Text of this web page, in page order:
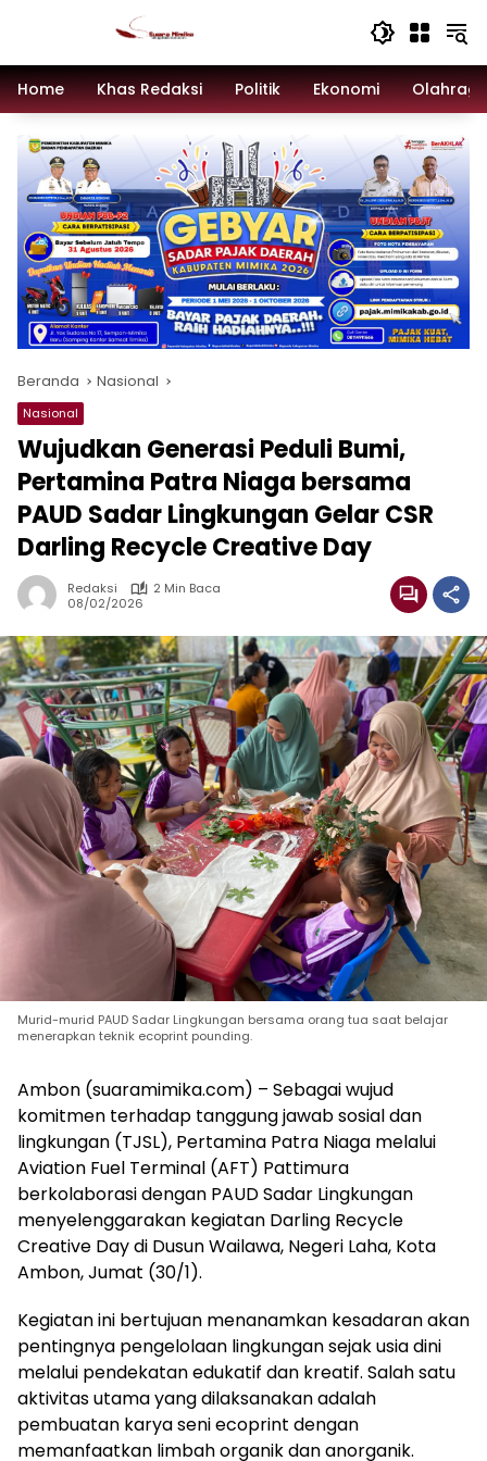
Home
Khas Redaksi Politik Ekonomi
Beranda Nasional
Nasional
Wujudkan Generasi Peduli Bumi,
Pertamina Patra Niaga bersama
PAUD Sadar Lingkungan Gelar CSR
Darling Recycle Creative Day
Redaksi
2 Min Baca
08/02/2026
Murid-murid PAUD Sadar Lingkungan bersama orang tua saat belajar
menerapkan teknik ecoprint pounding.
Ambon (suaramimika.com) – Sebagai wujud
komitmen terhadap tanggung jawab sosial dan
lingkungan (TJSL), Pertamina Patra Niaga melalui
Aviation Fuel Terminal (AFT) Pattimura
berkolaborasi dengan PAUD Sadar Lingkungan
menyelenggarakan kegiatan Darling Recycle
Creative Day di Dusun Wailawa, Negeri Laha, Kota
Ambon, Jumat (30/1).
Kegiatan ini bertujuan menanamkan kesadaran akan
pentingnya pengelolaan lingkungan sejak usia dini
melalui pendekatan edukatif dan kreatif. Salah satu
aktivitas utama yang dilaksanakan adalah
pembuatan karya seni ecoprint dengan
memanfaatkan limbah organik dan anorganik.